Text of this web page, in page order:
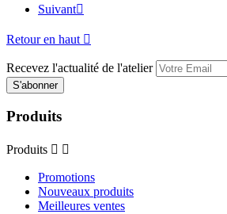
Suivant
Retour en haut 
Recevez l'actualité de l'atelier
Produits
Produits  
Promotions
Nouveaux produits
Meilleures ventes